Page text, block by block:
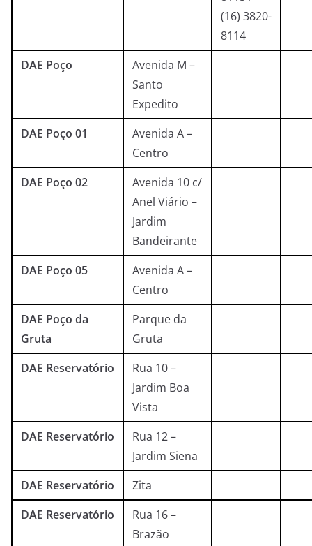
(16) 3820-
8114
DAE Poço
Avenida M –
Santo
Expedito
DAE Poço 01
Avenida A –
Centro
DAE Poço 02
Avenida 10 c/
Anel Viário –
Jardim
Bandeirante
DAE Poço 05
Avenida A –
Centro
DAE Poço da
Gruta
Parque da
Gruta
DAE Reservatório
Rua 10 –
Jardim Boa
Vista
DAE Reservatório
Rua 12 –
Jardim Siena
DAE Reservatório
Zita
DAE Reservatório
Rua 16 –
Brazão